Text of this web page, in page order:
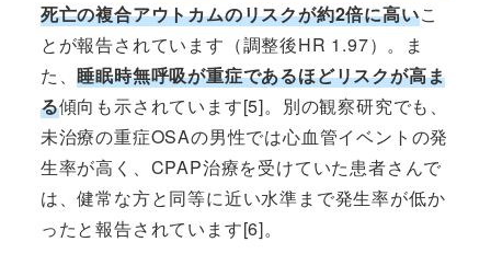
死亡の複合アウトカムのリスクが約2倍に高いこ
とが報告されています（調整後HR 1.97）。ま
た、睡眠時無呼吸が重症であるほどリスクが高ま
る傾向も示されています[5]。別の観察研究でも、
未治療の重症OSAの男性では心血管イベントの発
生率が高く、CPAP治療を受けていた患者さんで
は、健常な方と同等に近い水準まで発生率が低か
ったと報告されています[6]。